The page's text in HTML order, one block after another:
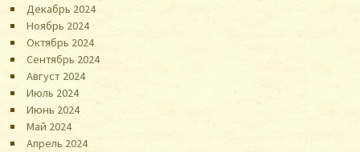
Декабрь 2024
Ноябрь 2024
Октябрь 2024
Сентябрь 2024
Август 2024
Июль 2024
Июнь 2024
Май 2024
Апрель 2024